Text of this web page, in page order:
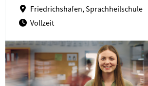
Friedrichshafen, Sprachheilschule
Vollzeit